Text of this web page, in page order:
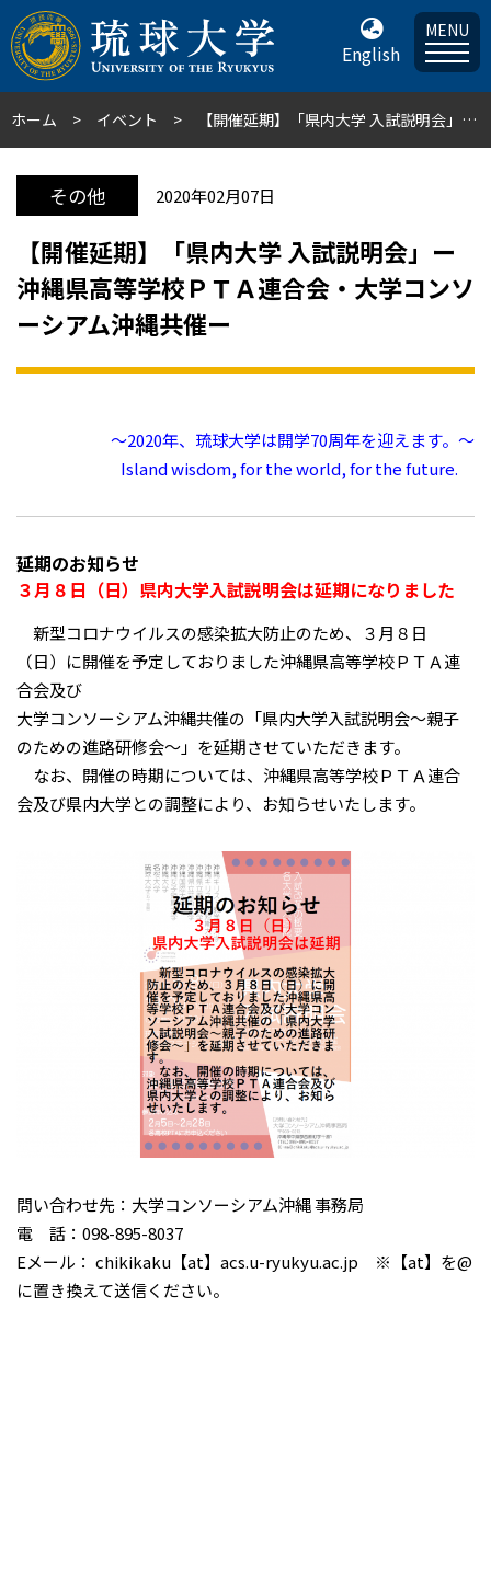
English
MENU
ホーム イベント 【開催延期】「県内大学 入試説明会」ー沖縄県高等学校ＰＴＡ連合会・大学コンソーシアム沖縄共催ー
その他 2020年02月07日
【開催延期】「県内大学 入試説明会」ー
沖縄県高等学校ＰＴＡ連合会・大学コンソ
ーシアム沖縄共催ー
～2020年、琉球大学は開学70周年を迎えます。～
Island wisdom, for the world, for the future.
延期のお知らせ
３月８日（日）県内大学入試説明会は延期になりました
新型コロナウイルスの感染拡大防止のため、３月８日
（日）に開催を予定しておりました沖縄県高等学校ＰＴＡ連
合会及び
大学コンソーシアム沖縄共催の「県内大学入試説明会～親子
のための進路研修会～」を延期させていただきます。
なお、開催の時期については、沖縄県高等学校ＰＴＡ連合
会及び県内大学との調整により、お知らせいたします。
問い合わせ先：大学コンソーシアム沖縄 事務局
電 話：098-895-8037
Eメール： chikikaku【at】acs.u-ryukyu.ac.jp ※【at】を@
に置き換えて送信ください。